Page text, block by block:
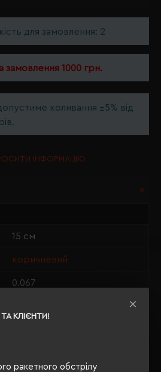
КЛІЄНТИ!
ракетного обстрілу
для замовлення: 2
замовлення 1000 грн.
коливання ±5% від
ІНФОРМАЦІЮ
15 см
коричневий
0.067